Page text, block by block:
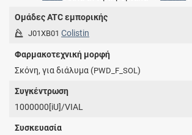
Ομάδες ATC εμπορικής
J01XB01 Colistin
Φαρμακοτεχνική μορφή
Σκόνη, για διάλυμα (PWD_F_SOL)
Συγκέντρωση
1000000[iU]/VIAL
Συσκευασία